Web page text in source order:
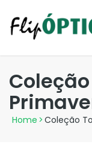
Home > Coleção